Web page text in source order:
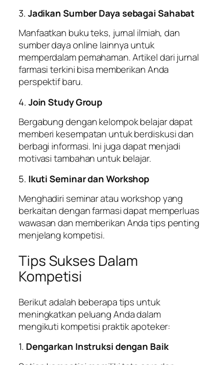
3.Jadikan Sumber Daya sebagai Sahabat
Manfaatkan buku teks, jurnal ilmiah, dan
sumber daya online lainnya untuk
memperdalam pemahaman. Artikel dari jurnal
farmasi terkini bisa memberikan Anda
perspektif baru.
4.Join Study Group
Bergabung dengan kelompok belajar dapat
memberi kesempatan untuk berdiskusi dan
berbagi informasi. Ini juga dapat menjadi
motivasi tambahan untuk belajar.
5. Ikuti Seminar dan Workshop
Menghadiri seminar atau workshop yang
berkaitan dengan farmasi dapat memperluas
wawasan dan memberikan Anda tips penting
menjelang kompetisi.
Tips Sukses Dalam
Kompetisi
Berikut adalah beberapa tips untuk
meningkatkan peluang Anda dalam
mengikuti kompetisi praktik apoteker:
1. Dengarkan Instruksi dengan Baik